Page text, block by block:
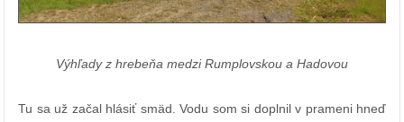
Výhľady z hrebeňa medzi Rumplovskou a Hadovou
Tu sa už začal hlásiť smäd. Vodu som si doplnil v prameni hneď